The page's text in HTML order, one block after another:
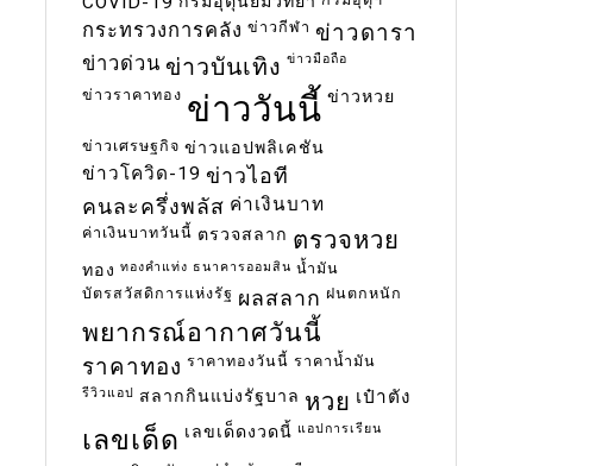
กระทรวงการคลัง ข่าวกีฬา ข่าวดารา
ข่าวด่วน ข่าวบันเทิง ข่าวมือถือ
ข่าวราคาทอง ข่าววันนี้ ข่าวหวย
ข่าวเศรษฐกิจ ข่าวแอปพลิเคชัน
ข่าวโควิด-19 ข่าวไอที
คนละครึ่งพลัส ค่าเงินบาท
ค่าเงินบาทวันนี้ ตรวจสลาก ตรวจหวย
ทอง ทองคำแท่ง ธนาคารออมสิน น้ำมัน
บัตรสวัสดิการแห่งรัฐ ผลสลาก ฝนตกหนัก
พยากรณ์อากาศวันนี้
ราคาทอง ราคาทองวันนี้ ราคาน้ำมัน
รีวิวแอป สลากกินแบ่งรัฐบาล หวย เป๋าตัง
เลขเด็ด เลขเด็ดงวดนี้ แอปการเรียน